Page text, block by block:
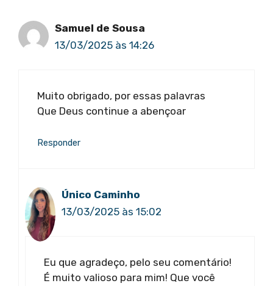
Samuel de Sousa
13/03/2025 às 14:26
Muito obrigado, por essas palavras
Que Deus continue a abençoar
Responder
Único Caminho
13/03/2025 às 15:02
Eu que agradeço, pelo seu comentário!
É muito valioso para mim! Que você